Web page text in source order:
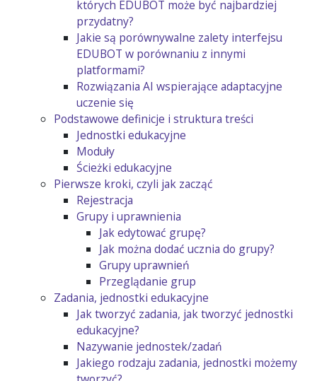
których EDUBOT może być najbardziej
przydatny?
Jakie są porównywalne zalety interfejsu
EDUBOT w porównaniu z innymi
platformami?
Rozwiązania AI wspierające adaptacyjne
uczenie się
Podstawowe definicje i struktura treści
Jednostki edukacyjne
Moduły
Ścieżki edukacyjne
Pierwsze kroki, czyli jak zacząć
Rejestracja
Grupy i uprawnienia
Jak edytować grupę?
Jak można dodać ucznia do grupy?
Grupy uprawnień
Przeglądanie grup
Zadania, jednostki edukacyjne
Jak tworzyć zadania, jak tworzyć jednostki
edukacyjne?
Nazywanie jednostek/zadań
Jakiego rodzaju zadania, jednostki możemy